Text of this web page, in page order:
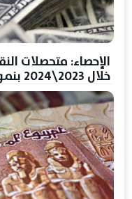
خلال 2023\2024 بنمو 31%